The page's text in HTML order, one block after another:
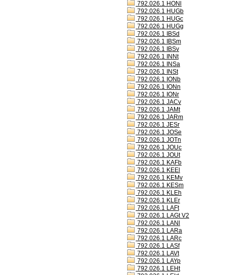
792.026.1 HONl
792.026.1 HUGb
792.026.1 HUGc
792.026.1 HUGg
792.026.1 IBSd
792.026.1 IBSm
792.026.1 IBSv
792.026.1 INNt
792.026.1 INSa
792.026.1 INSt
792.026.1 IONb
792.026.1 IONn
792.026.1 IONr
792.026.1 JACv
792.026.1 JAMt
792.026.1 JARm
792.026.1 JESr
792.026.1 JOSe
792.026.1 JOTn
792.026.1 JOUc
792.026.1 JOUt
792.026.1 KAFb
792.026.1 KEEl
792.026.1 KEMv
792.026.1 KESm
792.026.1 KLEh
792.026.1 KLEr
792.026.1 LAFt
792.026.1 LAGt V2
792.026.1 LANl
792.026.1 LARa
792.026.1 LARc
792.026.1 LASf
792.026.1 LAVt
792.026.1 LAYp
792.026.1 LEHt